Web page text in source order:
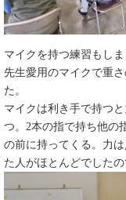
マイクを持つ練習もしま
先生愛用のマイクで重
た。
マイクは利き手で持つ
つ。2本の指で持ち他の
の前に持ってくる。力
た人がほとんどでした